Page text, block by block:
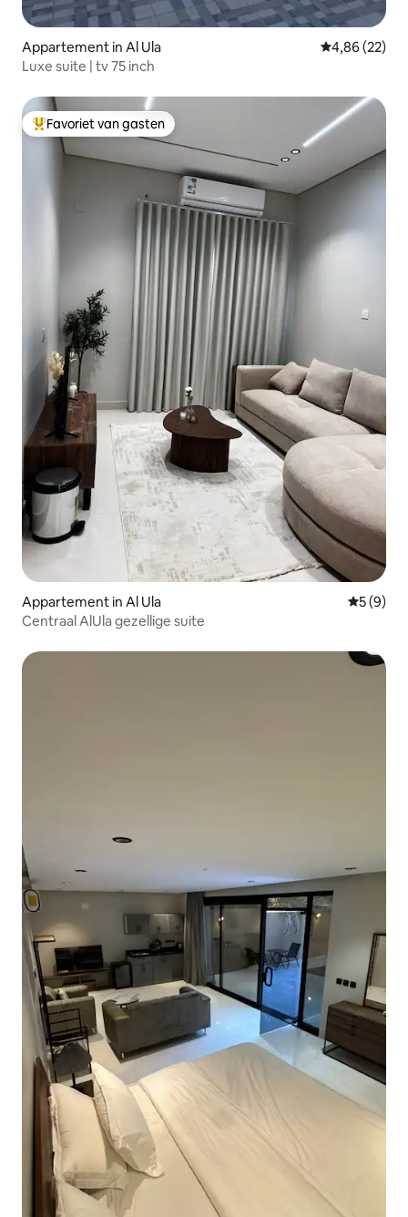
Appartement in Al Ula Gemiddelde
4,86 (22)
Luxe suite | tv 75 inch
Topfavoriet van gasten
Favoriet van gasten
Appartement in Al Ula
5 (9)
Centraal AlUla gezellige suite